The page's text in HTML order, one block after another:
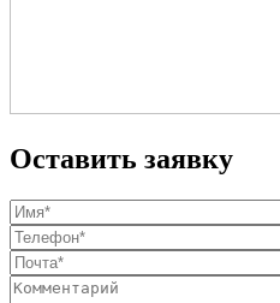
Оставить заявку